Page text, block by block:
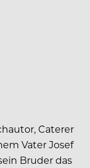
Caterer
Vater Josef
Bruder das